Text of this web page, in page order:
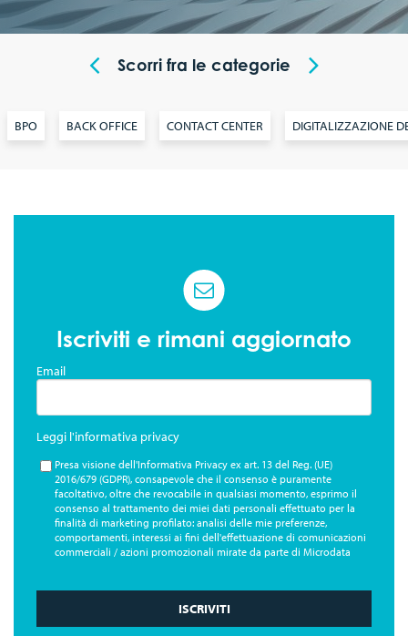
Codice Etico
Sponsorship
Newspaper
Comunicati stampa
Articoli
Contatti
Scorri fra le categorie
BPO BACK OFFICE CONTACT CENTER DIGITALIZZAZIONE
Iscriviti e rimani aggiornato
Email
Leggi l'informativa privacy
Presa visione dell'Informativa Privacy ex art. 13 del Reg. (UE)
2016/679 (GDPR), consapevole che il consenso è puramente
facoltativo, oltre che revocabile in qualsiasi momento, esprimo il
consenso al trattamento dei miei dati personali effettuato per la
finalità di marketing profilato: analisi delle mie preferenze,
comportamenti, interessi ai fini dell'effettuazione di comunicazioni
commerciali / azioni promozionali mirate da parte di Microdata